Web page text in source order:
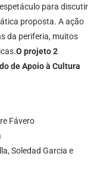
para discutir
proposta. A ação
da periferia, muitos
O projeto 2
de Apoio à Cultura
Fávero
Soledad Garcia e